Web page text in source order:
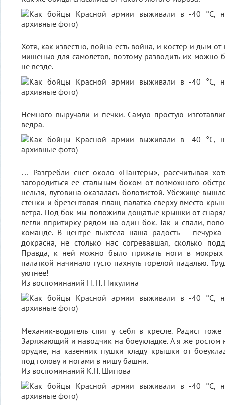
Хотя, как известно, война есть война, и костер и дым
мишенью для самолетов, поэтому разводить их можно
не везде.
Немного выручали и печки. Самую простую
ведра.
… Разгребли снег около «Пантеры», рассчитывая
загородиться ее стальным боком от возможного
нельзя, луговина оказалась болотистой. Убежище
стенки и брезентовая плащ-палатка сверху вместо
ветра. Под бок мы положили дощатые крышки от
легли впритирку рядом на один бок. Так и спали,
команде. В центре пыхтела наша радость – печурка
докрасна, не столько нас согревавшая, сколько
Правда, к ней можно было прижать ноги в мокрых
палаткой начинало густо пахнуть горелой падалью.
уютнее!
Из воспоминаний Н. Н. Никулина
Механик-водитель спит у себя в кресле. Радист
Заряжающий и наводчик на боеукладке. А я же
орудие, на казенник пушки кладу крышки от
под голову и ногами в нишу башни.
Из воспоминаний К.Н. Шипова